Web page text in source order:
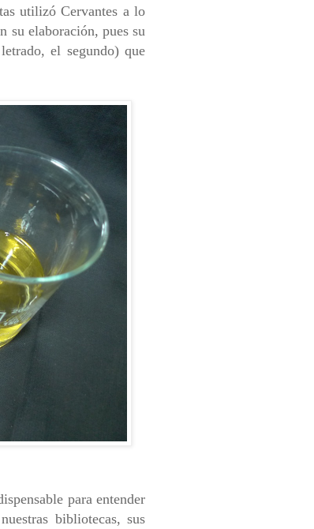
utilizó Cervantes a lo
su elaboración, pues su
el segundo) que
para entender
bibliotecas, sus